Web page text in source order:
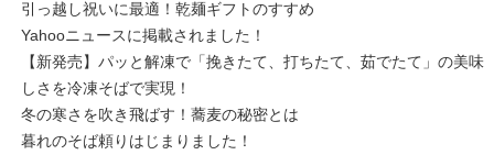
引っ越し祝いに最適！乾麺ギフトのすすめ
Yahooニュースに掲載されました！
【新発売】パッと解凍で「挽きたて、打ちたて、茹でたて」の美味
しさを冷凍そばで実現！
冬の寒さを吹き飛ばす！蕎麦の秘密とは
暮れのそば頼りはじまりました！